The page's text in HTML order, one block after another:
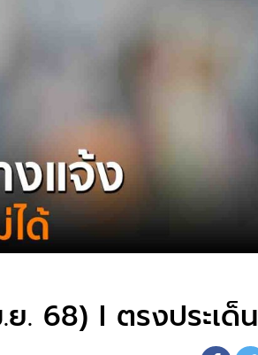
. 68) I ตรงประเด็น